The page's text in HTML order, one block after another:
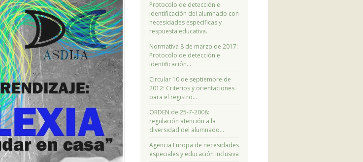
Protocolo de detección e
identificación del alumnado con
necesidades específicas y
respuesta educativa.
Normativa 8 de marzo de 2017:
Protocolo de detección e
identificación…
Circular 10 de septiembre de
2012: Criterios y orientaciones
para el registro…
ORDEN de 25-7-2008:
regulación atención a la
diversidad del alumnado…
Agencia Europa de necesidades
especiales y educación inclusiva